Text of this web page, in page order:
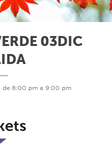
03DIC
de 8:00 pm a 9:00 pm